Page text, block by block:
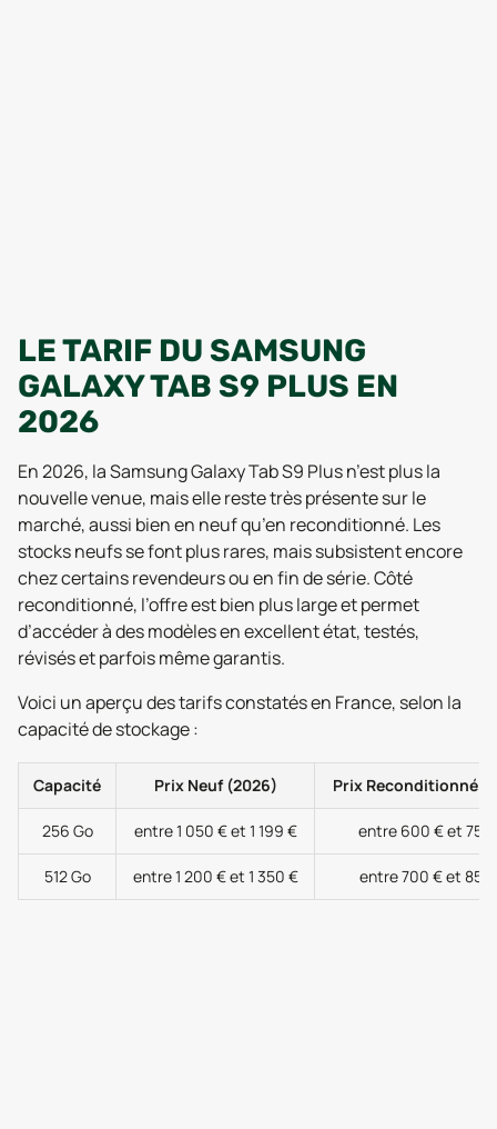
LE TARIF DU SAMSUNG
GALAXY TAB S9 PLUS EN
2026
En 2026, la Samsung Galaxy Tab S9 Plus n’est plus la
nouvelle venue, mais elle reste très présente sur le
marché, aussi bien en neuf qu’en reconditionné. Les
stocks neufs se font plus rares, mais subsistent encore
chez certains revendeurs ou en fin de série. Côté
reconditionné, l’offre est bien plus large et permet
d’accéder à des modèles en excellent état, testés,
révisés et parfois même garantis.
Voici un aperçu des tarifs constatés en France, selon la
capacité de stockage :
Capacité Prix Neuf (2026) Prix Reconditionné
256 Go entre 1 050 € et 1 199 € entre 600 € et 750
512 Go entre 1 200 € et 1 350 € entre 700 € et 850